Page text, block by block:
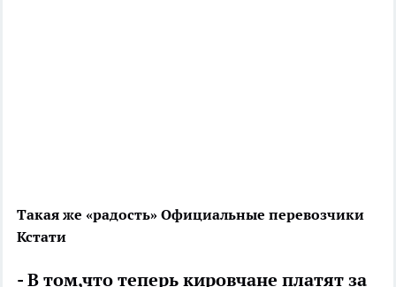
Такая же «радость» Официальные перевозчики
Кстати
- В том,что теперь кировчане платят за